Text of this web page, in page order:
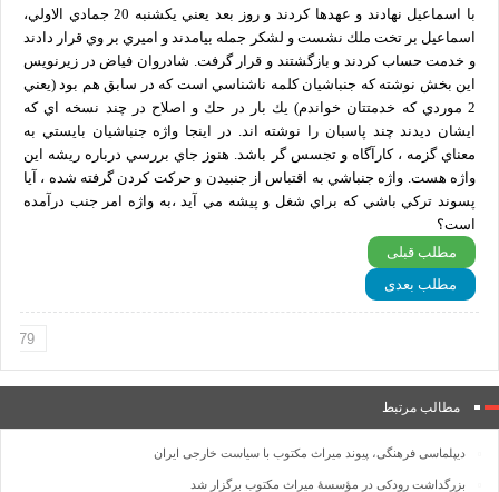
با اسماعيل نهادند و عهدها كردند و روز بعد يعني يكشنبه 20 جمادي الاولي،
اسماعيل بر تخت ملك نشست و لشكر جمله بيامدند و اميري بر وي قرار دادند
و خدمت حساب كردند و بازگشتند و قرار گرفت. شادروان فياض در زيرنويس
اين بخش نوشته كه جنباشيان كلمه ناشناسي است كه در سابق هم بود (يعني
2 موردي كه خدمتتان خواندم) يك بار در حك و اصلاح در چند نسخه اي كه
ايشان ديدند چند پاسبان را نوشته اند. در اينجا واژه جنباشيان بايستي به
معناي گزمه ، كارآگاه و تجسس گر باشد. هنوز جاي بررسي درباره ريشه اين
واژه هست. واژه جنباشي به اقتباس از جنبيدن و حركت كردن گرفته شده ، آيا
پسوند تركي باشي كه براي شغل و پيشه مي آيد ،به واژه امر جنب درآمده
است؟
مطلب قبلی
مطلب بعدی
مطالب مرتبط
دیپلماسی فرهنگی، پیوند میراث مکتوب با سیاست خارجی ایران
بزرگداشت رودکی در مؤسسۀ میراث مکتوب برگزار شد